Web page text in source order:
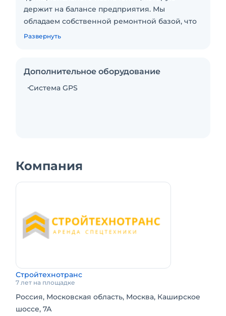
держит на балансе предприятия. Мы
обладаем собственной ремонтной базой, что
гарантирует отличное техническое состояние
включено в стоимость. Долгосрочная аренда.
Развернуть
Дополнительное оборудование
Система GPS
Компания
Стройтехнотранс
7 лет на площадке
Россия, Московская область, Москва, Каширское
шоссе, 7А